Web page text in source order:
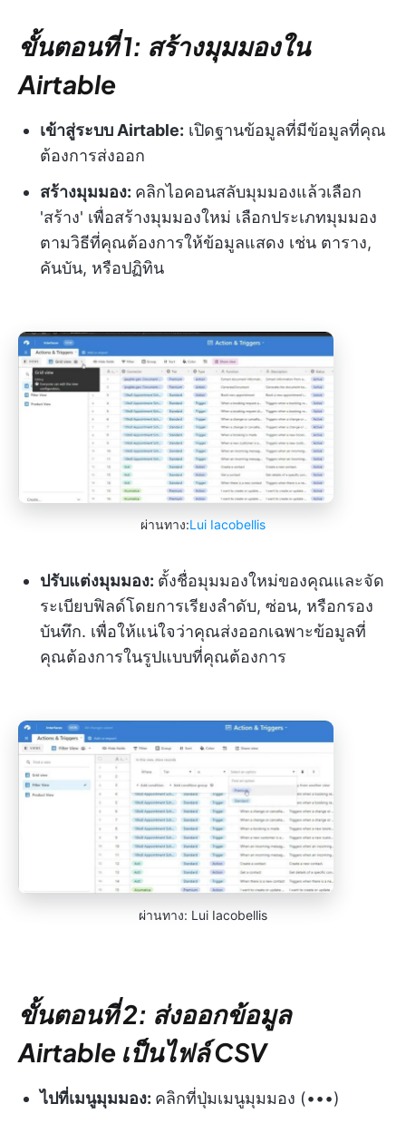
ขั้นตอนที่ 1: สร้างมุมมองใน
Airtable
เข้าสู่ระบบ Airtable: เปิดฐานข้อมูลที่มีข้อมูลที่คุณ
ต้องการส่งออก
สร้างมุมมอง: คลิกไอคอนสลับมุมมองแล้วเลือก
'สร้าง' เพื่อสร้างมุมมองใหม่ เลือกประเภทมุมมอง
ตามวิธีที่คุณต้องการให้ข้อมูลแสดง เช่น ตาราง,
คันบัน, หรือปฏิทิน
ผ่านทาง:Lui Iacobellis
ปรับแต่งมุมมอง: ตั้งชื่อมุมมองใหม่ของคุณและจัด
ระเบียบฟิลด์โดยการเรียงลำดับ, ซ่อน, หรือกรอง
บันทึก. เพื่อให้แน่ใจว่าคุณส่งออกเฉพาะข้อมูลที่
คุณต้องการในรูปแบบที่คุณต้องการ
ผ่านทาง: Lui Iacobellis
ขั้นตอนที่ 2: ส่งออกข้อมูล
Airtable เป็นไฟล์ CSV
ไปที่เมนูมุมมอง: คลิกที่ปุ่มเมนูมุมมอง (•••)